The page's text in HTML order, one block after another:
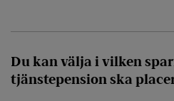
Du kan välja i vilken
tjänstepension ska